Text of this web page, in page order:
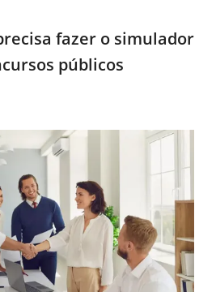
fazer o simulador
públicos